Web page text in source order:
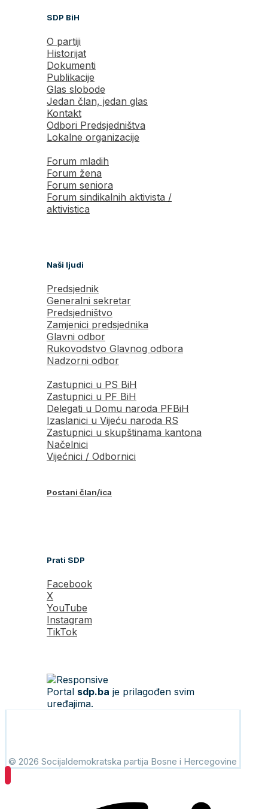
SDP BiH
O partiji
Historijat
Dokumenti
Publikacije
Glas slobode
Jedan član, jedan glas
Kontakt
Odbori Predsjedništva
Lokalne organizacije
Forum mladih
Forum žena
Forum seniora
Forum sindikalnih aktivista /
aktivistica
Naši ljudi
Predsjednik
Generalni sekretar
Predsjedništvo
Zamjenici predsjednika
Glavni odbor
Rukovodstvo Glavnog odbora
Nadzorni odbor
Zastupnici u PS BiH
Zastupnici u PF BiH
Delegati u Domu naroda PFBiH
Izaslanici u Vijeću naroda RS
Zastupnici u skupštinama kantona
Načelnici
Vijećnici / Odbornici
Postani član/ica
Prati SDP
Facebook
X
YouTube
Instagram
TikTok
Portal sdp.ba je prilagođen svim
uređajima.
© 2026 Socijaldemokratska partija Bosne i Hercegovine